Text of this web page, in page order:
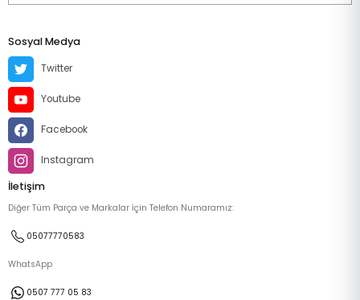
Sosyal Medya
Twitter
Youtube
Facebook
Instagram
İletişim
Diğer Tüm Parça ve Markalar İçin Telefon Numaramız:
05077770583
WhatsApp
0507 777 05 83